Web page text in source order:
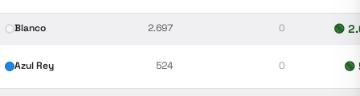
Blanco 2.697 0 🟢
Azul Rey 524 0 🟢